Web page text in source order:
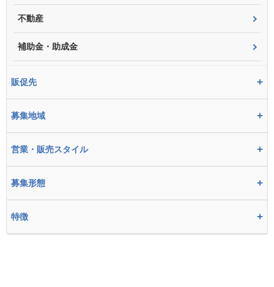
不動産
補助金・助成金
販促先 +
募集地域 +
営業・販売スタイル +
募集形態 +
特徴 +